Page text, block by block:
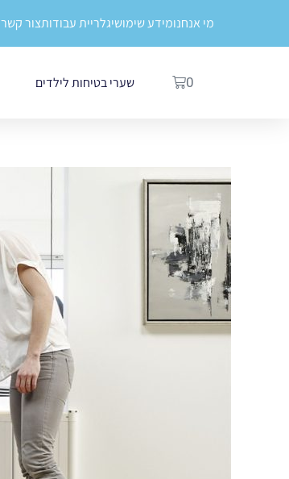
מי אנחנומידע שימושיגלריית עבודותצור קשר
0
עגלת
שערי בטיחות לילדים